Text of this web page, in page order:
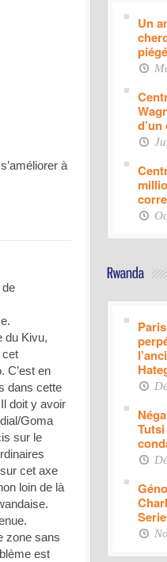
à
du Kivu,
cet
C’est en
dans cette
doit y avoir
Goma
sur le
cet axe
loin de là
zone sans
est
Un